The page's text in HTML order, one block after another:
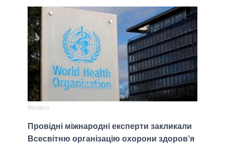
Reuters
Провідні міжнародні експерти закликали
Всесвітню організацію охорони здоров’я